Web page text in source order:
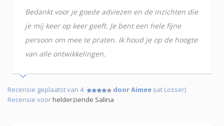
Bedankt voor je goede adviezen en de inzichten die
je mij keer op keer geeft. Je bent een hele fijne
persoon om mee te praten. Ik houd je op de hoogte
van alle ontwikkelingen.
Recensie geplaatst van 4 door Aimee (uit Losser)
Recensie voorhelderziende Salina